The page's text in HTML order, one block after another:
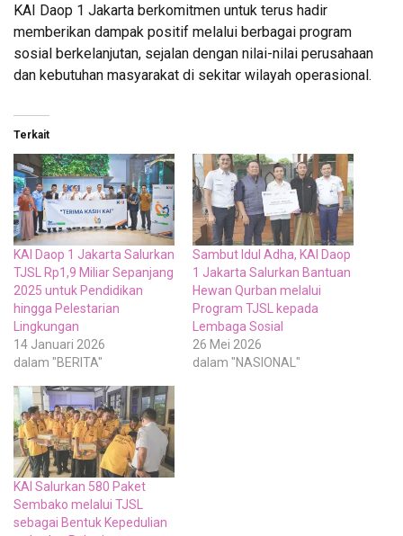
KAI Daop 1 Jakarta berkomitmen untuk terus hadir
memberikan dampak positif melalui berbagai program
sosial berkelanjutan, sejalan dengan nilai-nilai perusahaan
dan kebutuhan masyarakat di sekitar wilayah operasional.
Terkait
KAI Daop 1 Jakarta Salurkan
TJSL Rp1,9 Miliar Sepanjang
2025 untuk Pendidikan
hingga Pelestarian
Lingkungan
14 Januari 2026
dalam "BERITA"
Sambut Idul Adha, KAI Daop
1 Jakarta Salurkan Bantuan
Hewan Qurban melalui
Program TJSL kepada
Lembaga Sosial
26 Mei 2026
dalam "NASIONAL"
KAI Salurkan 580 Paket
Sembako melalui TJSL
sebagai Bentuk Kepedulian